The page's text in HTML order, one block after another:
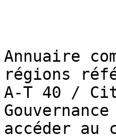
Annuaire
régions
A-T 40 /
accéder au